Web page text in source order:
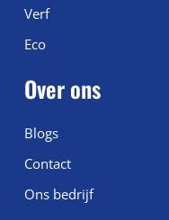
Verf
Eco
Over ons
Blogs
Contact
Ons bedrijf